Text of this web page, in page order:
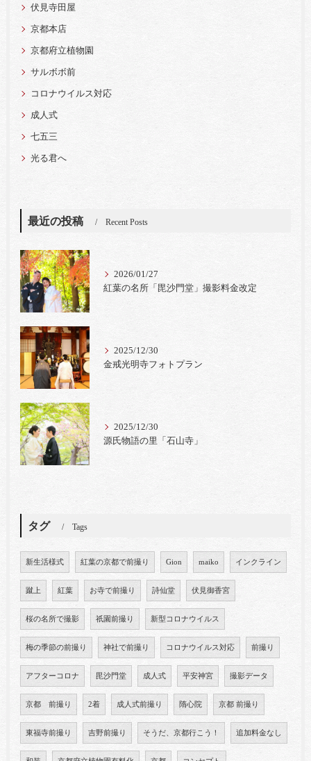
伏見寺田屋
京都本店
京都府立植物園
サルボボ前
コロナウイルス対応
成人式
七五三
光る君へ
最近の投稿 Recent Posts
2026/01/27
紅葉の名所「毘沙門堂」撮影料金改定
2025/12/30
金戒光明寺フォトプラン
2025/12/30
源氏物語の里「石山寺」
タグ Tags
新生活様式 紅葉の京都で前撮り Gion maiko インクライン
蹴上 紅葉 お寺で前撮り 詩仙堂 伏見御香宮
桜の名所で撮影 祇園前撮り 新型コロナウイルス
梅の季節の前撮り 神社で前撮り コロナウイルス対応 前撮り
アフターコロナ 毘沙門堂 成人式 平安神宮 撮影データ
京都 前撮り 2着 成人式前撮り 隋心院 京都 前撮り
東福寺前撮り 吉野前撮り そうだ、京都行こう！ 追加料金なし